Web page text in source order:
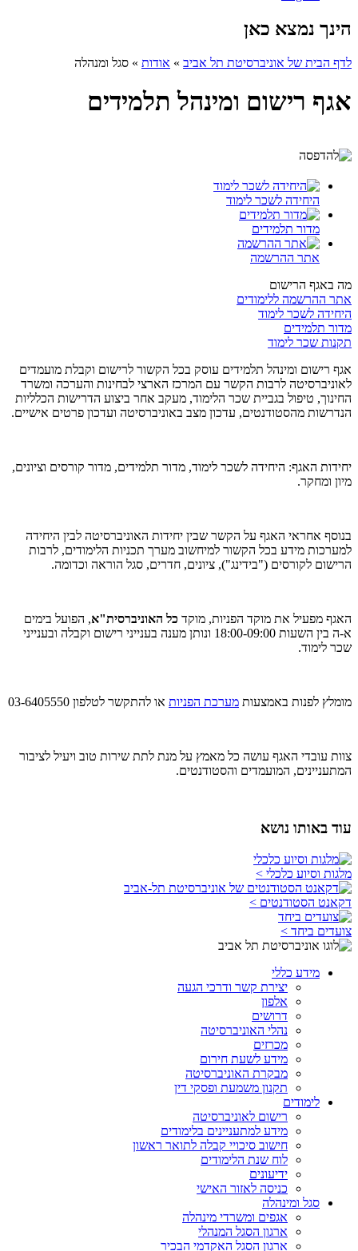
הינך נמצא כאן
לדף הבית של אוניברסיטת תל אביב » אודות » סגל ומנהלה
אגף רישום ומינהל תלמידים
היחידה לשכר לימוד
מדור תלמידים
אתר ההרשמה
מה באגף הרישום
אתר ההרשמה ללימודים
היחידה לשכר לימוד
מדור תלמידים
תקנות שכר לימוד
אגף רישום ומינהל תלמידים עוסק בכל הקשור לרישום וקבלת מועמדים
לאוניברסיטה לרבות הקשר עם המרכז הארצי לבחינות והערכה ומשרד
החינוך, טיפול בגביית שכר הלימוד, מעקב אחר ביצוע הדרישות הכלליות
הנדרשות מהסטודנטים, עדכון מצב באוניברסיטה ועדכון פרטים אישיים.
יחידות האגף: היחידה לשכר לימוד, מדור תלמידים, מדור קורסים וציונים,
מיון ומחקר.
בנוסף אחראי האגף על הקשר שבין יחידות האוניברסיטה לבין היחידה
למערכות מידע בכל הקשור למיחשוב מערך תכניות הלימודים, לרבות
הרישום לקורסים ("בידינג"), ציונים, חדרים, סגל הוראה וכדומה.
האגף מפעיל את מוקד הפניות, מוקד כל האוניברסית"א, הפועל בימים
א-ה בין השעות 18:00-09:00 ונותן מענה בענייני רישום וקבלה ובענייני
שכר לימוד.
מומלץ לפנות באמצעות מערכת הפניות או להתקשר לטלפון 03-6405550
צוות עובדי האגף עושה כל מאמץ על מנת לתת שירות טוב ויעיל לציבור
המתעניינים, המועמדים והסטודנטים.
עוד באותו נושא
מלגות וסיוע כלכלי >
דקאנט הסטודנטים >
צועדים ביחד >
מידע כללי
יצירת קשר ודרכי הגעה
אלפון
דרושים
נהלי האוניברסיטה
מכרזים
מידע לשעת חירום
מבקרת האוניברסיטה
תקנון משמעת ופסקי דין
לימודים
רישום לאוניברסיטה
מידע למתעניינים בלימודים
חישוב סיכויי קבלה לתואר ראשון
לוח שנת הלימודים
ידיעונים
כניסה לאזור האישי
סגל ומינהלה
אגפים ומשרדי מינהלה
ארגון הסגל המנהלי
ארגון הסגל האקדמי הבכיר